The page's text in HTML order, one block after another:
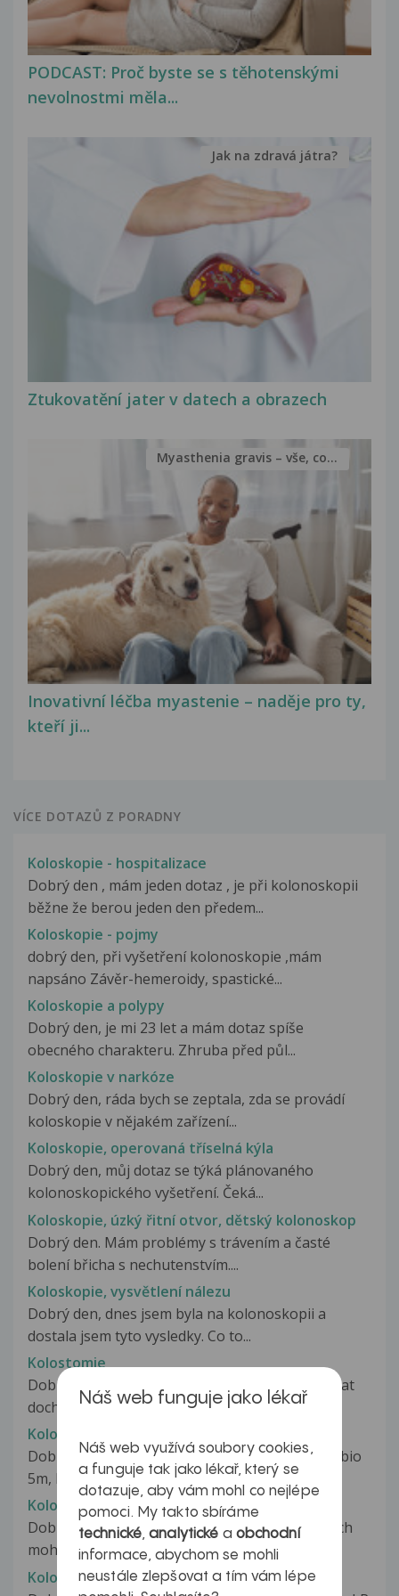
PODCAST: Proč byste se s těhotenskými
nevolnostmi měla...
Ztukovatění jater v datech a obrazech
Jak na zdravá játra?
Inovativní léčba myastenie – naděje pro ty,
kteří ji...
Myasthenia gravis – vše, co...
VÍCE DOTAZŮ Z PORADNY
Koloskopie - hospitalizace
Dobrý den , mám jeden dotaz , je při kolonoskopii
běžne že berou jeden den předem...
Koloskopie - pojmy
dobrý den, při vyšetření kolonoskopie ,mám
napsáno Závěr-hemeroidy, spastické...
Koloskopie a polypy
Dobrý den, je mi 23 let a mám dotaz spíše
obecného charakteru. Zhruba před půl...
Koloskopie v narkóze
Dobrý den, ráda bych se zeptala, zda se provádí
koloskopie v nějakém zařízení...
Koloskopie, operovaná tříselná kýla
Dobrý den, můj dotaz se týká plánovaného
kolonoskopického vyšetření. Čeká...
Koloskopie, úzký řitní otvor, dětský kolonoskop
Dobrý den. Mám problémy s trávením a časté
bolení břicha s nechutenstvím....
Koloskopie, vysvětlení nálezu
Dobrý den, dnes jsem byla na kolonoskopii a
dostala jsem tyto vysledky. Co to...
Kolostomie
Dobry den, pritel ma problemy se stomii. Pecovat
dochazi sestra z domaci pece,...
Kolostomie u dětí
Dobrý den, mám předčasně narozeného syna (bio
5m, korigo 2m), kterému měsíc...
Kolostrum
Dobry den, chtela bych se zeptat, jestli bych bych
mohla brat kravske kolostrum...
Kolostrum
Náš web funguje jako lékař
Náš web využívá soubory cookies,
a funguje tak jako lékař, který se
dotazuje, aby vám mohl co nejlépe
pomoci. My takto sbíráme
technické,analytické a obchodní
informace, abychom se mohli
neustále zlepšovat a tím vám lépe